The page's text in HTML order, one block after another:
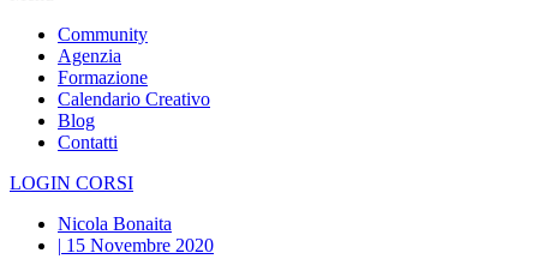
Community
Agenzia
Formazione
Calendario Creativo
Blog
Contatti
LOGIN CORSI
Nicola Bonaita
| 15 Novembre 2020